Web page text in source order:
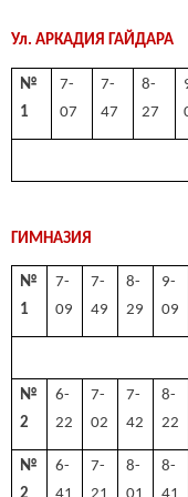
Ул. АРКАДИЯ ГАЙДАРА
№
1
7-
07
7-
47
8-
27
ГИМНАЗИЯ
№
1
7-
09
7-
49
8-
29
9-
09
№
2
6-
22
7-
02
7-
42
8-
22
№
6-
7-
8-
8-